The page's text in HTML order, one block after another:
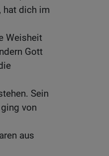
hat dich im
Weisheit
Gott
Sein
von
aus